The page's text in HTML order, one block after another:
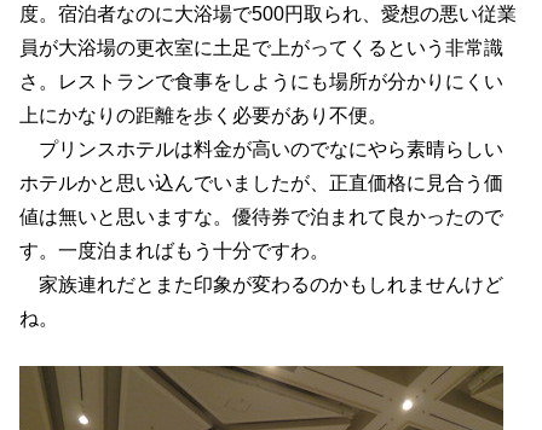
度。宿泊者なのに大浴場で500円取られ、愛想の悪い従業
員が大浴場の更衣室に土足で上がってくるという非常識
さ。レストランで食事をしようにも場所が分かりにくい
上にかなりの距離を歩く必要があり不便。
プリンスホテルは料金が高いのでなにやら素晴らしい
ホテルかと思い込んでいましたが、正直価格に見合う価
値は無いと思いますな。優待券で泊まれて良かったので
す。一度泊まればもう十分ですわ。
家族連れだとまた印象が変わるのかもしれませんけど
ね。